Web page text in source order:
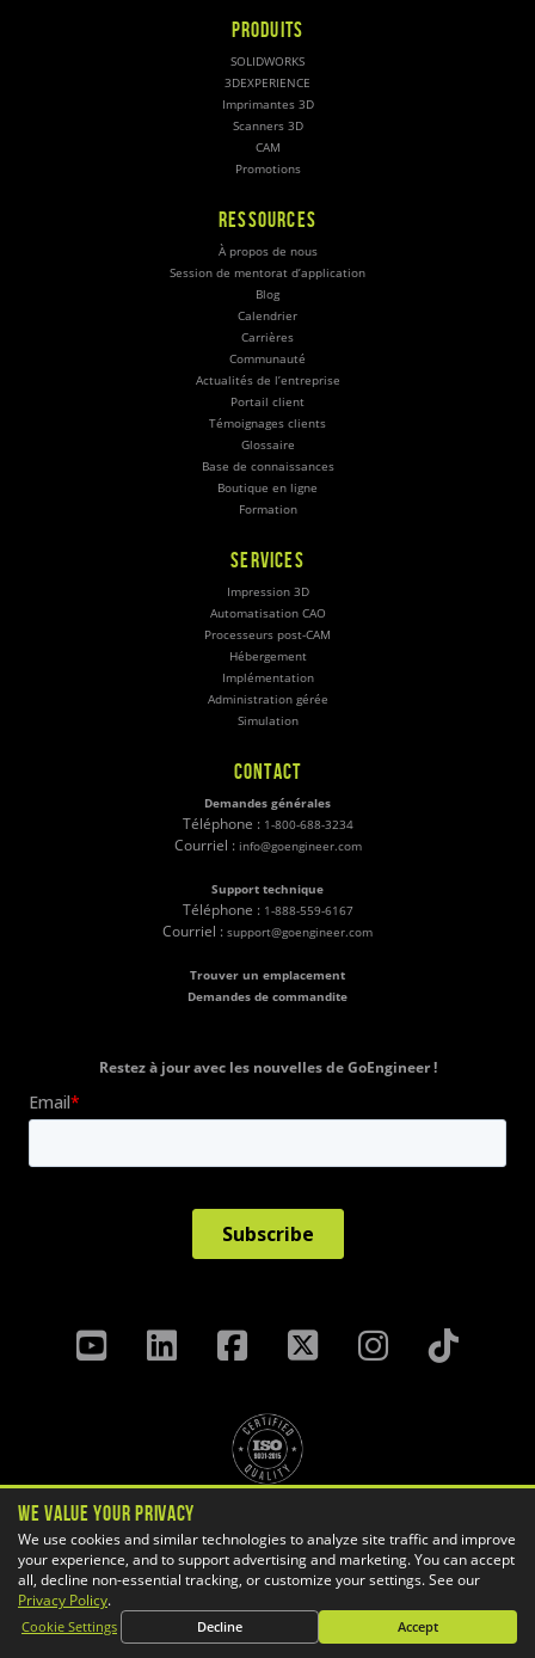
PRODUITS
SOLIDWORKS
3DEXPERIENCE
Imprimantes 3D
Scanners 3D
CAM
Promotions
RESSOURCES
À propos de nous
Session de mentorat d’application
Blog
Calendrier
Carrières
Communauté
Actualités de l’entreprise
Portail client
Témoignages clients
Glossaire
Base de connaissances
Boutique en ligne
Formation
SERVICES
Impression 3D
Automatisation CAO
Processeurs post-CAM
Hébergement
Implémentation
Administration gérée
Simulation
CONTACT
Demandes générales
Téléphone : 1-800-688-3234
Courriel : info@goengineer.com
Support technique
Téléphone : 1-888-559-6167
Courriel : support@goengineer.com
Trouver un emplacement
Demandes de commandite
Restez à jour avec les nouvelles de GoEngineer !
Politique de confidentialité
Termes Et Conditions
Préférences des témoins
Plan du site
We Value Your Privacy
We use cookies and similar technologies to analyze site traffic and improve
your experience, and to support advertising and marketing. You can accept
all, decline non-essential tracking, or customize your settings. See our
Privacy Policy.
Cookie Settings Decline Accept